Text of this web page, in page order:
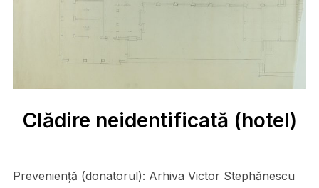
Clădire neidentificată (hotel)
Preveniență (donatorul): Arhiva Victor Stephănescu